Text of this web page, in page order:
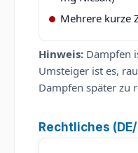
Mehrere kurze
Hinweis: Dampfen
Umsteiger ist es,
Dampfen später zu
Rechtliches